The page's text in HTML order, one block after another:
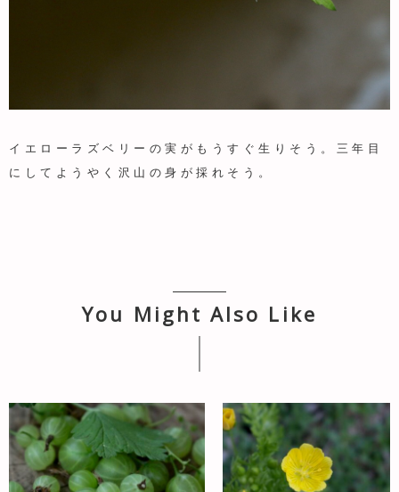
イエローラズベリーの実がもうすぐ生りそう。三年目
にしてようやく沢山の身が採れそう。
You Might Also Like